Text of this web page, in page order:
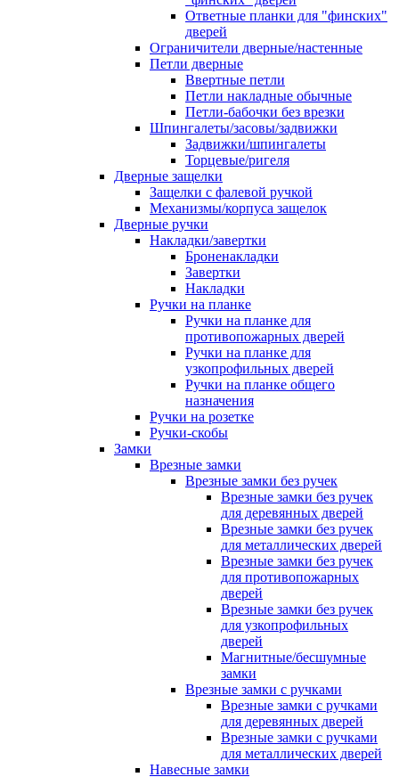
Ответные планки для "финских"
дверей
Ограничители дверные/настенные
Петли дверные
Ввертные петли
Петли накладные обычные
Петли-бабочки без врезки
Шпингалеты/засовы/задвижки
Задвижки/шпингалеты
Торцевые/ригеля
Дверные защелки
Защелки с фалевой ручкой
Механизмы/корпуса защелок
Дверные ручки
Накладки/завертки
Броненакладки
Завертки
Накладки
Ручки на планке
Ручки на планке для
противопожарных дверей
Ручки на планке для
узкопрофильных дверей
Ручки на планке общего
назначения
Ручки на розетке
Ручки-скобы
Замки
Врезные замки
Врезные замки без ручек
Врезные замки без ручек
для деревянных дверей
Врезные замки без ручек
для металлических дверей
Врезные замки без ручек
для противопожарных
дверей
Врезные замки без ручек
для узкопрофильных
дверей
Магнитные/бесшумные
замки
Врезные замки с ручками
Врезные замки с ручками
для деревянных дверей
Врезные замки с ручками
для металлических дверей
Навесные замки